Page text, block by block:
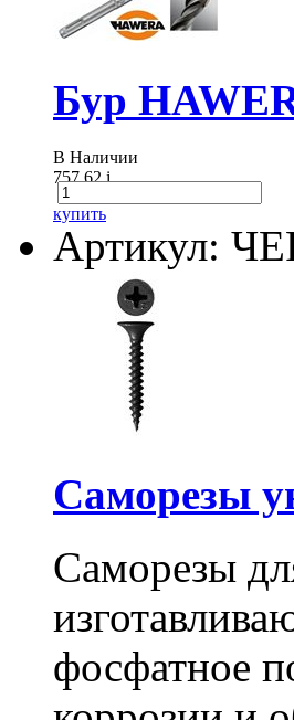
Бур
В Наличии
757.62i
купить
Артикул:
Саморезы
Саморезы
фосфатное